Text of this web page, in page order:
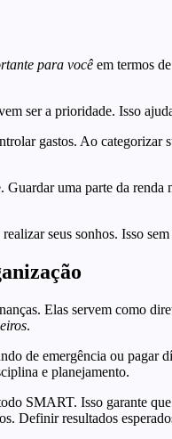
para você em termos
ser a prioridade. Isso
gastos. Ao categorizar
uma parte da
seus sonhos. Isso
Elas servem como
.
de emergência ou
e planejamento.
SMART. Isso garante
Definir resultados